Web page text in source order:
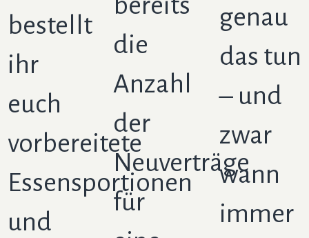
bestellt
ihr
euch
vorbereitete
Essensportionen
und
die
Anzahl
der
Neuverträge
für
genau
das tun
– und
zwar
wann
immer